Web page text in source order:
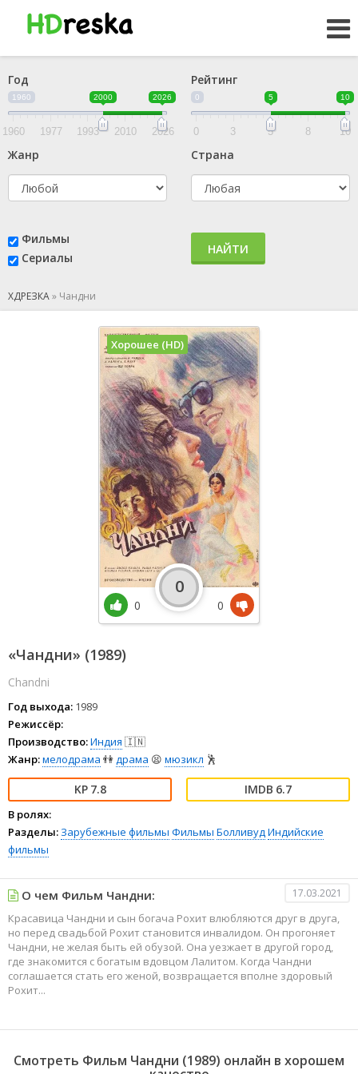
Год
1960 2000 2026
1960 1977 1993 2010 2026
Рейтинг
0 5 10
0 3 5 8 10
Жанр Страна
Фильмы
Сериалы
НАЙТИ
ХДРЕЗКА» Чандни
«Чандни» (1989)
Chandni
Год выхода: 1989
Режиссёр:
Производство:Индия 🇮🇳
Жанр:мелодрама 👫драма 😫 мюзикл 🕺
7.8 6.7
В ролях:
Разделы: Зарубежные фильмы Фильмы БолливудИндийские
фильмы
Хорошее (HD)
0
0
0
О чем Фильм Чандни: 17.03.2021
Красавица Чандни и сын богача Рохит влюбляются друг в друга,
но перед свадьбой Рохит становится инвалидом. Он прогоняет
Чандни, не желая быть ей обузой. Она уезжает в другой город,
где знакомится с богатым вдовцом Лалитом. Когда Чандни
соглашается стать его женой, возвращается вполне здоровый
Рохит...
Смотреть Фильм Чандни (1989) онлайн в хорошем